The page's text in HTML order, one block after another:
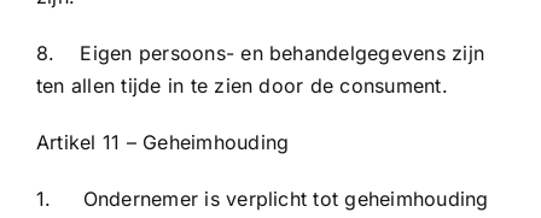
8. Eigen persoons- en behandelgegevens zijn
ten allen tijde in te zien door de consument.
Artikel 11 – Geheimhouding
1. Ondernemer is verplicht tot geheimhouding